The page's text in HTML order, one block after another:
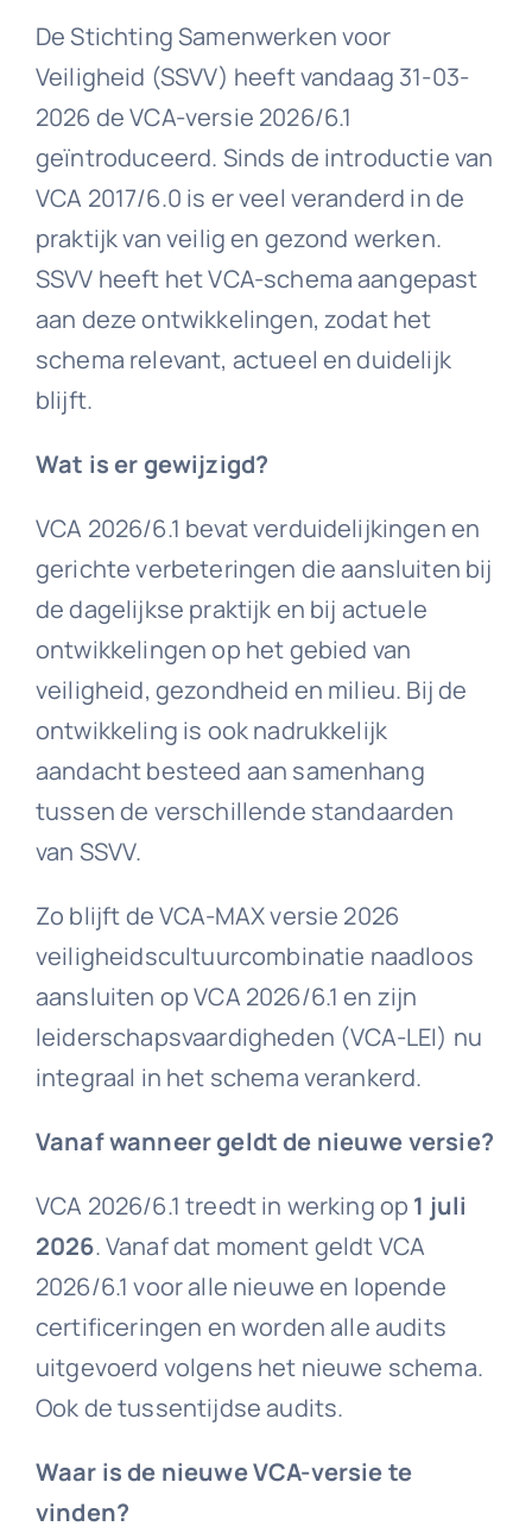
Downloads
Contact
De Stichting Samenwerken voor
Veiligheid (SSVV) heeft vandaag 31-03-
2026 de VCA-versie 2026/6.1
geïntroduceerd. Sinds de introductie van
VCA 2017/6.0 is er veel veranderd in de
praktijk van veilig en gezond werken.
SSVV heeft het VCA-schema aangepast
aan deze ontwikkelingen, zodat het
schema relevant, actueel en duidelijk
blijft.
Wat is er gewijzigd?
VCA 2026/6.1 bevat verduidelijkingen en
gerichte verbeteringen die aansluiten bij
de dagelijkse praktijk en bij actuele
ontwikkelingen op het gebied van
veiligheid, gezondheid en milieu. Bij de
ontwikkeling is ook nadrukkelijk
aandacht besteed aan samenhang
tussen de verschillende standaarden
van SSVV.
Zo blijft de VCA-MAX versie 2026
veiligheidscultuurcombinatie naadloos
aansluiten op VCA 2026/6.1 en zijn
leiderschapsvaardigheden (VCA-LEI) nu
integraal in het schema verankerd.
Vanaf wanneer geldt de nieuwe versie?
VCA 2026/6.1 treedt in werking op 1 juli
2026. Vanaf dat moment geldt VCA
2026/6.1 voor alle nieuwe en lopende
certificeringen en worden alle audits
uitgevoerd volgens het nieuwe schema.
Ook de tussentijdse audits.
Waar is de nieuwe VCA-versie te
vinden?